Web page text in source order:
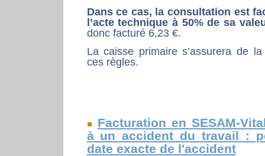
Dans ce cas, la consultation est
l’acte technique à 50% de sa
donc facturé 6,23 €.
La caisse primaire s’assurera de
ces règles.
Facturation en SESAM-
à un accident du travail :
date exacte de l'accident